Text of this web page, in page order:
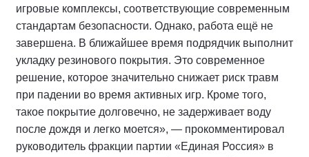
игровые комплексы, соответствующие современным
стандартам безопасности. Однако, работа ещё не
завершена. В ближайшее время подрядчик выполнит
укладку резинового покрытия. Это современное
решение, которое значительно снижает риск травм
при падении во время активных игр. Кроме того,
такое покрытие долговечно, не задерживает воду
после дождя и легко моется», — прокомментировал
руководитель фракции партии «Единая Россия» в